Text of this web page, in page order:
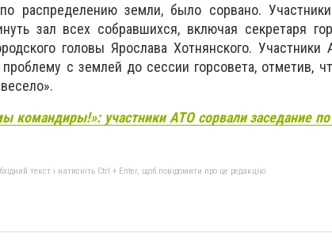
распределению земли, было сорвано.
зал всех собравшихся, включая секретаря
головы Ярослава Хотнянского.
с землей до сессии горсовета, отметив,
командиры!»: участники АТО сорвали заседание
текст і натисніть Ctrl + Enter, щоб повідомити про це редакцію